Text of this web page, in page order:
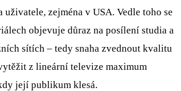
uživatele, zejména v USA. Vedle toho se
objevuje důraz na posílení studia a
sítích – tedy snaha zvednout kvalitu
z lineární televize maximum
její publikum klesá.